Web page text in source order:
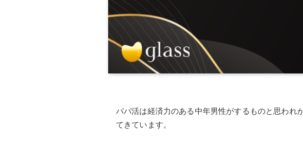
パパ活は経済力のある中年男性がするものと思われ
てきています。